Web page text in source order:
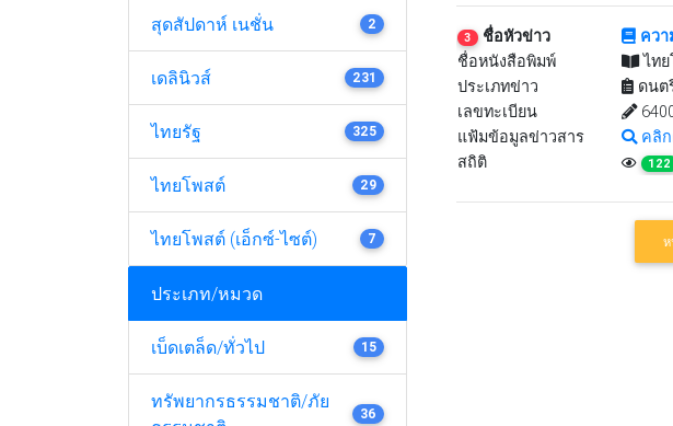
สุดสัปดาห์ เนชั่น 2
เดลินิวส์ 231
ไทยรัฐ 325
ไทยโพสต์ 29
ไทยโพสต์ (เอ็กซ์-ไซต์) 7
ประเภท/หมวด
เบ็ดเตล็ด/ทั่วไป 15
ทรัพยากรธรรมชาติ/ภัย
36
3 ชื่อหัวข่าว ควา
ชื่อหนังสือพิมพ์
ไทย
ประเภทข่าว
ดนต
เลขทะเบียน
แฟ้มข้อมูลข่าวสาร
คลิก
สถิติ
122
ห